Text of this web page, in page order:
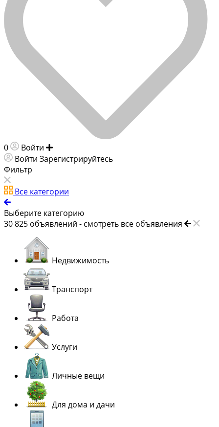
0 Войти
Войти Зарегистрируйтесь
Фильтр
Все категории
Выберите категорию
30 825 объявлений - смотреть все объявления
Недвижимость
Транспорт
Работа
Услуги
Личные вещи
Для дома и дачи